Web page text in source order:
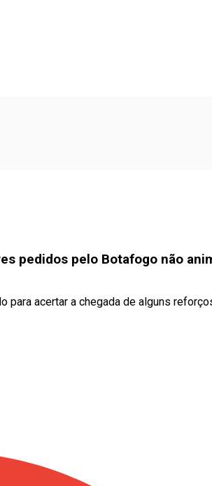
pedidos pelo Botafogo não
acertar a chegada de alguns